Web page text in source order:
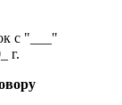
с "___"
г.